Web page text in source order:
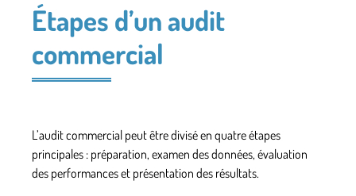
Étapes d’un audit
commercial
L’audit commercial peut être divisé en quatre étapes
principales : préparation, examen des données, évaluation
des performances et présentation des résultats.